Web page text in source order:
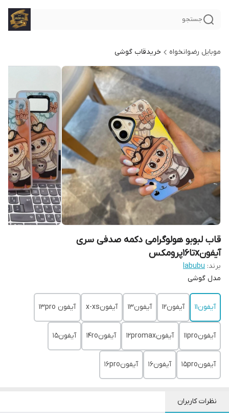
جستجو
موبایل رضوانخواه خریدقاب گوشی
قاب لبوبو هولوگرامی دکمه صدفی سری
آیفونxتا16پرومکس
برند: labubu
مدل گوشی
آیفون11 آیفون12 آیفون13 آیفونx-xs آیفون 13pro
آیفون11pro آیفون12promax آیفون14ro آیفون15
آیفون15pro آیفون16 آیفون16pro
نظرات کاربران